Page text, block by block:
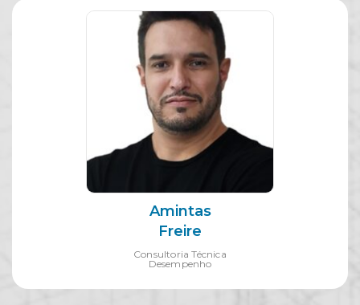
Amintas
Freire
Consultoria Técnica
Desempenho